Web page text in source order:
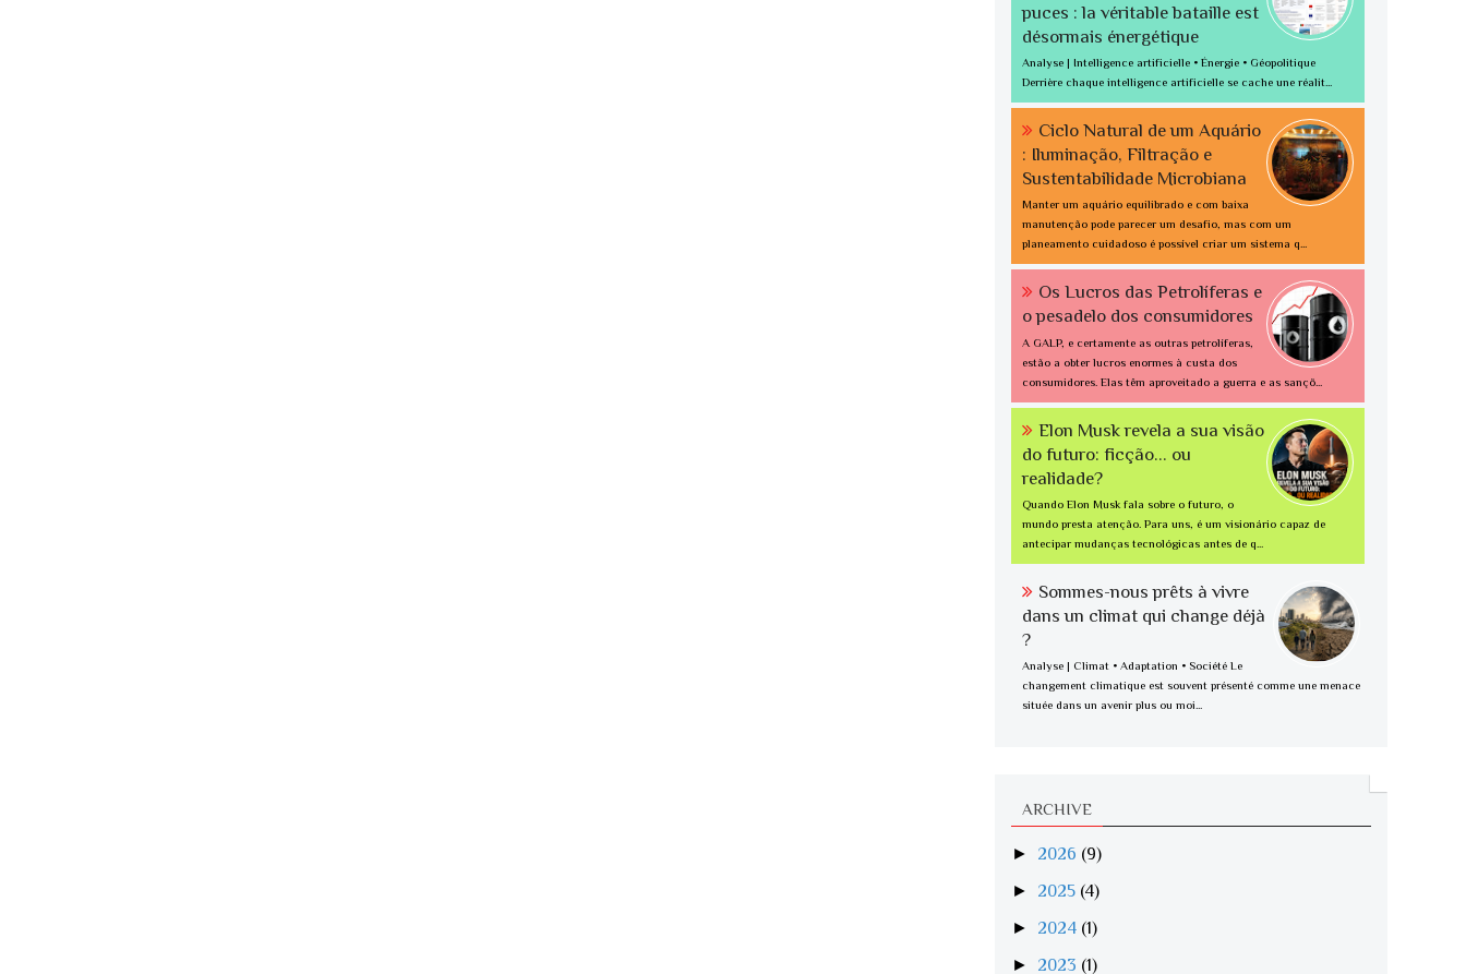
puces : la véritable bataille est
désormais énergétique
Analyse | Intelligence artificielle • Énergie • Géopolitique
Derrière chaque intelligence artificielle se cache une réalit...
Ciclo Natural de um Aquário
: Iluminação, Filtração e
Sustentabilidade Microbiana
Manter um aquário equilibrado e com baixa
manutenção pode parecer um desafio, mas com um
planeamento cuidadoso é possível criar um sistema q...
Os Lucros das Petrolíferas e
o pesadelo dos consumidores
A GALP, e certamente as outras petrolíferas,
estão a obter lucros enormes à custa dos
consumidores. Elas têm aproveitado a guerra e as sançõ...
Elon Musk revela a sua visão
do futuro: ficção... ou
realidade?
Quando Elon Musk fala sobre o futuro, o
mundo presta atenção. Para uns, é um visionário capaz de
antecipar mudanças tecnológicas antes de q...
Sommes-nous prêts à vivre
dans un climat qui change déjà
?
Analyse | Climat • Adaptation • Société Le
changement climatique est souvent présenté comme une menace
située dans un avenir plus ou moi...
ARCHIVE
► 2026 (9)
► 2025 (4)
► 2024 (1)
► 2023 (1)